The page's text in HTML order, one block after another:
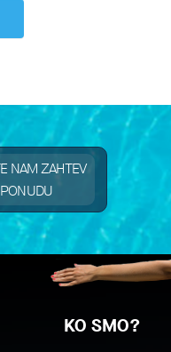
NAM ZAHTEV
KO SMO?